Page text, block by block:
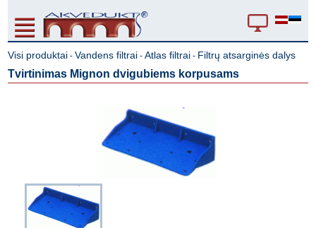
Visi produktai -Vandens filtrai -Atlas filtrai - Filtrų atsarginės dalys
Tvirtinimas Mignon dvigubiems korpusams